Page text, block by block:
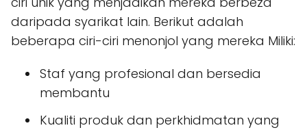
daripada syarikat lain. Berikut adalah
beberapa ciri-ciri menonjol yang mereka Miliki:
Staf yang profesional dan bersedia
membantu
Kualiti produk dan perkhidmatan yang